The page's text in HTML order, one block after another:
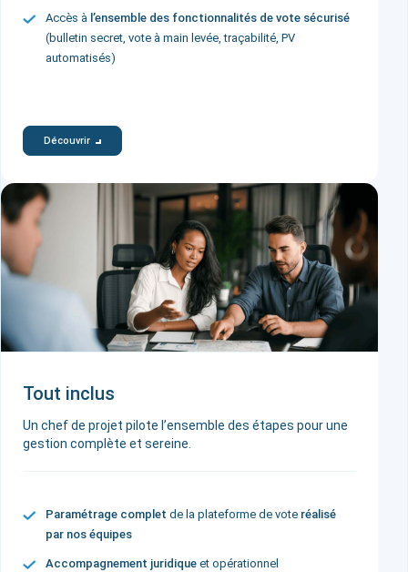
Accès à l’ensemble des fonctionnalités de vote sécurisé
(bulletin secret, vote à main levée, traçabilité, PV
automatisés)
Découvrir
Tout inclus
Un chef de projet pilote l’ensemble des étapes pour une
gestion complète et sereine.
Paramétrage complet de la plateforme de vote réalisé
par nos équipes
Accompagnement juridique et opérationnel